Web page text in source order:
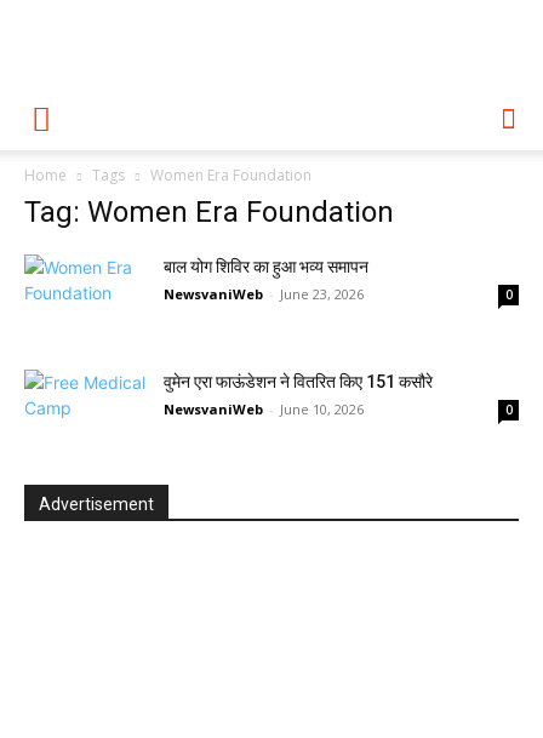
Home Tags Women Era Foundation
Tag: Women Era Foundation
बाल योग शिविर का हुआ भव्य समापन
NewsvaniWeb - June 23, 2026 0
वुमेन एरा फाऊंडेशन ने वितरित किए 151 कसौरे
NewsvaniWeb - June 10, 2026 0
Advertisement